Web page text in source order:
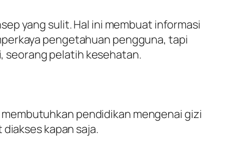
yang sulit. Hal ini membuat informasi
pengetahuan pengguna, tapi
seorang pelatih kesehatan.
pendidikan mengenai gizi
kapan saja.